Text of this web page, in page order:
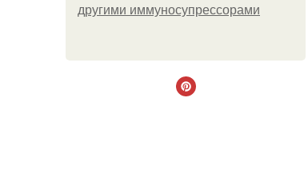
другими иммуносупрессорами